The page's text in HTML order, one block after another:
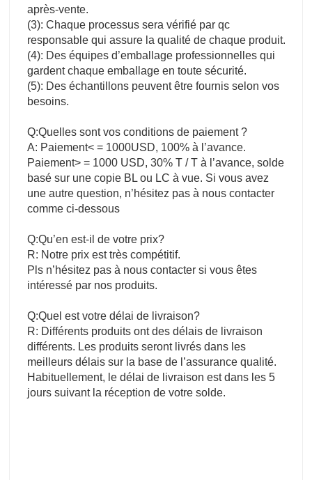
après-vente.
(3): Chaque processus sera vérifié par qc
responsable qui assure la qualité de chaque produit.
(4): Des équipes d’emballage professionnelles qui
gardent chaque emballage en toute sécurité.
(5): Des échantillons peuvent être fournis selon vos
besoins.
Q:Quelles sont vos conditions de paiement ?
A: Paiement< = 1000USD, 100% à l’avance.
Paiement> = 1000 USD, 30% T / T à l’avance, solde
basé sur une copie BL ou LC à vue. Si vous avez
une autre question, n’hésitez pas à nous contacter
comme ci-dessous
Q:Qu’en est-il de votre prix?
R: Notre prix est très compétitif.
Pls n’hésitez pas à nous contacter si vous êtes
intéressé par nos produits.
Q:Quel est votre délai de livraison?
R: Différents produits ont des délais de livraison
différents. Les produits seront livrés dans les
meilleurs délais sur la base de l’assurance qualité.
Habituellement, le délai de livraison est dans les 5
jours suivant la réception de votre solde.